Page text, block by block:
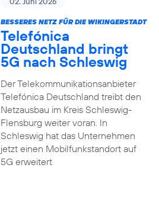
BESSERES NETZ FÜR DIE WIKINGERSTADT
Telefónica
Deutschland bringt
5G nach Schleswig
Der Telekommunikationsanbieter
Telefónica Deutschland treibt den
Netzausbau im Kreis Schleswig-
Flensburg weiter voran. In
Schleswig hat das Unternehmen
jetzt einen Mobilfunkstandort auf
5G erweitert